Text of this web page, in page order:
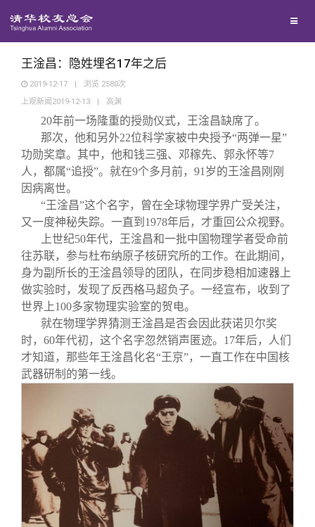
西南联大校友会
义工计划
新媒体平台
青春风采
校友文苑
校友讲坛
校友服务
终身学习
信息化服务
三创大赛
校友总会
总会简介
会长致辞
理事会名单
制度法规
关闭
王淦昌：隐姓埋名17年之后
2019-12-17 | 浏览 2580次
上观新闻2019-12-13
| 高渊
20年前一场隆重的授勋仪式，王淦昌缺席了。
那次，他和另外22位科学家被中央授予“两弹一星”
功勋奖章。其中，他和钱三强、邓稼先、郭永怀等7
人，都属“追授”。就在9个多月前，91岁的王淦昌刚刚
因病离世。
“王淦昌”这个名字，曾在全球物理学界广受关注，
又一度神秘失踪。一直到1978年后，才重回公众视野。
上世纪50年代，王淦昌和一批中国物理学者受命前
往苏联，参与杜布纳原子核研究所的工作。在此期间，
身为副所长的王淦昌领导的团队，在同步稳相加速器上
做实验时，发现了反西格马超负子。一经宣布，收到了
世界上100多家物理实验室的贺电。
就在物理学界猜测王淦昌是否会因此获诺贝尔奖
时，60年代初，这个名字忽然销声匿迹。17年后，人们
才知道，那些年王淦昌化名“王京”，一直工作在中国核
武器研制的第一线。